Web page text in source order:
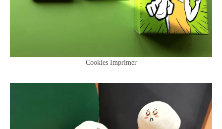
Cookies Imprimer